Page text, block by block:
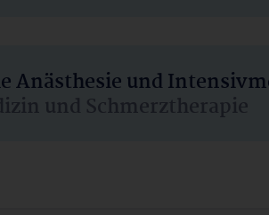
Anästhesie und
und Schmerztherapie